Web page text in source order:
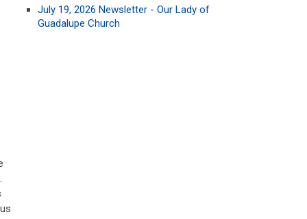
July 19, 2026 Newsletter - Our Lady of
Guadalupe Church